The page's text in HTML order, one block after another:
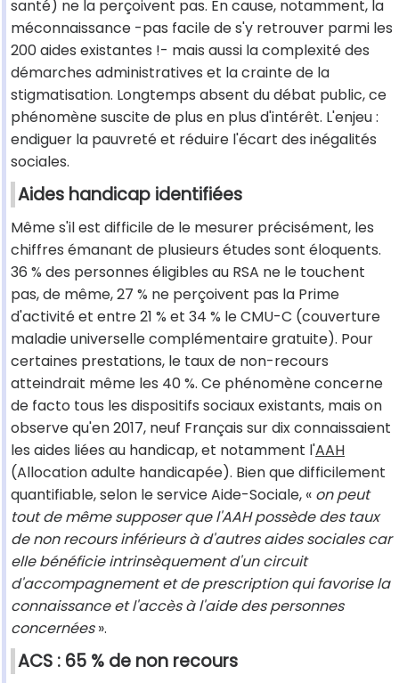
santé) ne la perçoivent pas. En cause, notamment, la
méconnaissance -pas facile de s'y retrouver parmi les
200 aides existantes !- mais aussi la complexité des
démarches administratives et la crainte de la
stigmatisation. Longtemps absent du débat public, ce
phénomène suscite de plus en plus d'intérêt. L'enjeu :
endiguer la pauvreté et réduire l'écart des inégalités
sociales.
Aides handicap identifiées
Même s'il est difficile de le mesurer précisément, les
chiffres émanant de plusieurs études sont éloquents.
36 % des personnes éligibles au RSA ne le touchent
pas, de même, 27 % ne perçoivent pas la Prime
d'activité et entre 21 % et 34 % le CMU-C (couverture
maladie universelle complémentaire gratuite). Pour
certaines prestations, le taux de non-recours
atteindrait même les 40 %. Ce phénomène concerne
de facto tous les dispositifs sociaux existants, mais on
observe qu'en 2017, neuf Français sur dix connaissaient
les aides liées au handicap, et notamment l'AAH
(Allocation adulte handicapée). Bien que difficilement
quantifiable, selon le service Aide-Sociale, « on peut
tout de même supposer que l'AAH possède des taux
de non recours inférieurs à d'autres aides sociales car
elle bénéficie intrinsèquement d'un circuit
d'accompagnement et de prescription qui favorise la
connaissance et l'accès à l'aide des personnes
concernées».
ACS : 65 % de non recours